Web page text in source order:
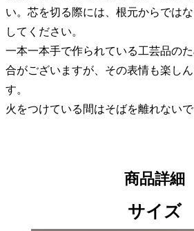
い。芯を切る際には、根元からでは
してください。
一本一本手で作られている工芸品の
合がございますが、その表情も楽し
す。
火をつけている間はそばを離れないで
商品詳細
サイズ